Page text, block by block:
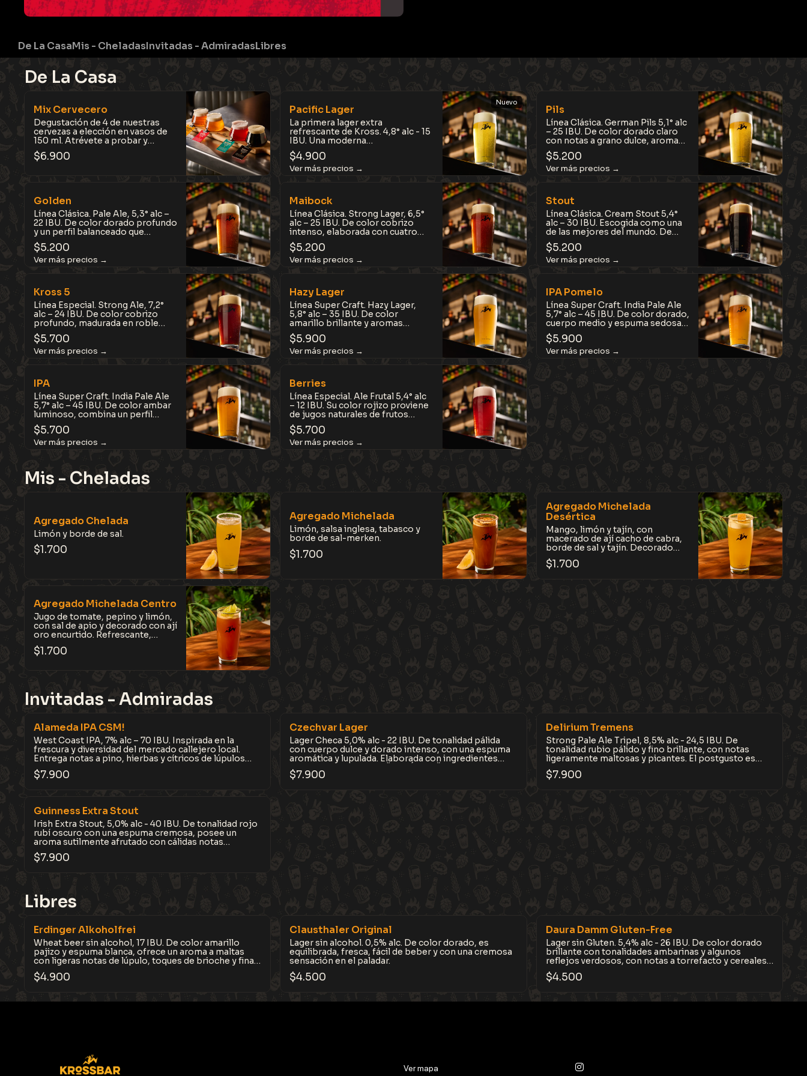
De La CasaMis - CheladasInvitadas - AdmiradasLibres
De La Casa
Mix Cervecero
Degustación de 4 de nuestras
cervezas a elección en vasos de
150 ml. Atrévete a probar y
disfruta toda nuestra calidad
artesanal.
$6.900
Pacific Lager
La primera lager extra
refrescante de Kross. 4,8° alc - 15
IBU. Una moderna
reinterpretación del estilo
californiano con el sello Kross:
más frutal, más cítrica y con un
sutil toque de sal de mar. Ligera,
fácil de disfrutar.
$4.900
Nuevo
Pils
Línea Clásica. German Pils 5,1° alc
– 25 IBU. De color dorado claro
con notas a grano dulce, aromas
florales y cítricos, de lúpulos
nobles que combinan amargor
balanceado y aroma.
Refrescante, balanceada y con
$5.200
Golden
Línea Clásica. Pale Ale, 5,3° alc –
22 IBU. De color dorado profundo
y un perfil balanceado que
combina notas dulces de
caramelo y toffee con un toque
floral y fresco. Una cerveza fácil
de tomar pero con carácter.
$5.200
Maibock
Línea Clásica. Strong Lager, 6,5°
alc – 25 IBU. De color cobrizo
intenso, elaborada con cuatro
tipos de maltas que aportan
cuerpo, suavidad y notas a
caramelo tostado. Cálida,
compleja pero equilibrada, ideal
$5.200
Stout
Línea Clásica. Cream Stout 5,4°
alc – 30 IBU. Escogida como una
de las mejores del mundo. De
color negro con tonos rubí
profundo y cuerpo medio. Con
notas a chocolate amargo, café
tostado, cacao y frutos secos.
sorprendentemente fácil de
tomar.
$5.200
Kross 5
Línea Especial. Strong Ale, 7,2°
alc – 24 IBU. De color cobrizo
profundo, madurada en roble
americano tostado y elaborada
con cinco tipos de malta y
lúpulos, que entregan intensas
notas a avellanas, madera, vainilla
irresistible experiencia de sabor.
$5.700
Hazy Lager
Línea Super Craft. Hazy Lager,
5,8° alc – 35 IBU. De color
amarillo brillante y aromas
tropicales, con notas a piña,
mango, maracuyá, coco y
durazno. Sedosa, cremosa,
refrescante y fácil de tomar.
$5.900
IPA Pomelo
Línea Super Craft. India Pale Ale
5,7° alc – 45 IBU. De color dorado,
cuerpo medio y espuma sedosa,
con notas tropicales a mango,
piña y maracuyá,
complementadas por el dulzor
cítrico del jugo de pomelo.
$5.900
IPA
Línea Super Craft. India Pale Ale
5,7° alc – 45 IBU. De color ambar
luminoso, combina un perfil
aromático intenso, frutal-
tropical y cítrico, logrando un
equilibrio entre sabor y amargor,
con notas a mango, piña y
australianos y americanos.
Cítrica, tropical y muy aromática.
$5.700
Berries
Línea Especial. Ale Frutal 5,4° alc
– 12 IBU. Su color rojizo proviene
de jugos naturales de frutos
rojos que aportan aroma y una
acidez fresca y sutil, que equilibra
su dulzor. Refrescante, liviana y de
textura suave.
$5.700
Mis - Cheladas
Agregado Chelada
Limón y borde de sal.
$1.700
Agregado Michelada
Limón, salsa inglesa, tabasco y
borde de sal-merken.
$1.700
Agregado Michelada
Desértica
Mango, limón y tajín, con
macerado de ají cacho de cabra,
borde de sal y tajín. Decorado
con una gomita de mango casera.
Refrescante, frutal y con el
$1.700
Agregado Michelada Centro
Jugo de tomate, pepino y limón,
con sal de apio y decorado con ají
oro encurtido. Refrescante,
intensa y llena de carácter. Pídelo
con una Kross Pils.
$1.700
Invitadas - Admiradas
Alameda IPA CSM!
West Coast IPA, 7% alc – 70 IBU. Inspirada en la
frescura y diversidad del mercado callejero local.
Entrega notas a pino, hierbas y cítricos de lúpulos
Citra, Simcoe y Mosaic (CSM). Intensa, expresiva y
difícil de olvidar.
$7.900
Czechvar Lager
Lager Checa 5,0% alc - 22 IBU. De tonalidad pálida
con cuerpo dulce y dorado intenso, con una espuma
aromática y lupulada. Elaborada con ingredientes
locales y madurada en ČESKÉ BUDĚJOVICE, Bohemia
del Sur. Limpia, equilibrada y fiel al estilo clásico
$7.900
Delirium Tremens
Strong Pale Ale Tripel, 8,5% alc - 24,5 IBU. De
tonalidad rubio pálido y fino brillante, con notas
ligeramente maltosas y picantes. El postgusto es
fuerte, largo y seco amargo.
$7.900
Guinness Extra Stout
Irish Extra Stout, 5,0% alc - 40 IBU. De tonalidad rojo
rubí oscuro con una espuma cremosa, posee un
aroma sutilmente afrutado con cálidas notas
tostadas de café y chocolate negro. Su sabor
intenso, equilibra notas amargas, dulces y tostadas,
$7.900
Libres
Erdinger Alkoholfrei
Wheat beer sin alcohol, 17 IBU. De color amarillo
pajizo y espuma blanca, ofrece un aroma a maltas
con ligeras notas de lúpulo, toques de brioche y finas
especias de levadura. Amargor sutil y un toque de
acidez frutal.
$4.900
Clausthaler Original
Lager sin alcohol. 0,5% alc. De color dorado, es
equilibrada, fresca, fácil de beber y con una cremosa
sensación en el paladar.
$4.500
Daura Damm Gluten-Free
Lager sin Gluten. 5,4% alc - 26 IBU. De color dorado
brillante con tonalidades ambarinas y algunos
reflejos verdosos, con notas a torrefacto y cereales
tostados. Su espuma, de color crudo y de larga
presencia. Fresca y con personalidad.
$4.500
Ver mapa